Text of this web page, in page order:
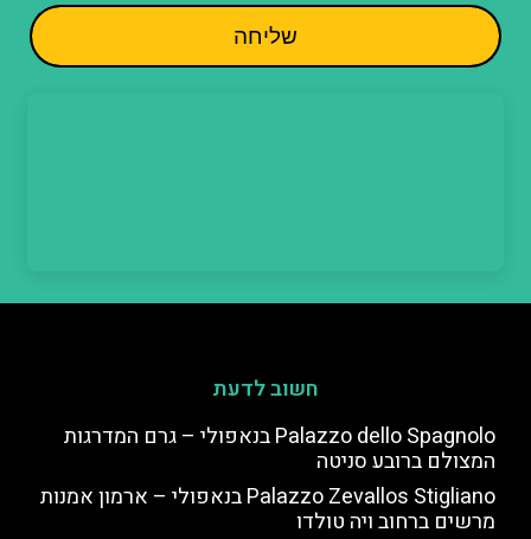
שליחה
חשוב לדעת
Palazzo dello Spagnolo בנאפולי – גרם המדרגות
המצולם ברובע סניטה
Palazzo Zevallos Stigliano בנאפולי – ארמון אמנות
מרשים ברחוב ויה טולדו